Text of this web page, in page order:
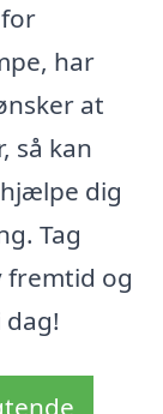
har
at
så kan
dig
Tag
fremtid og